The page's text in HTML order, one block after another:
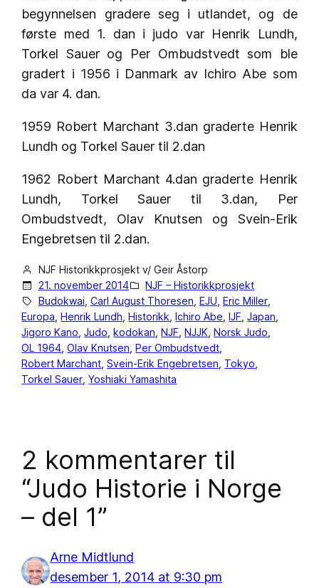
begynnelsen gradere seg i utlandet, og de
første med 1. dan i judo var Henrik Lundh,
Torkel Sauer og Per Ombudstvedt som ble
gradert i 1956 i Danmark av Ichiro Abe som
da var 4. dan.
1959 Robert Marchant 3.dan graderte Henrik
Lundh og Torkel Sauer til 2.dan
1962 Robert Marchant 4.dan graderte Henrik
Lundh, Torkel Sauer til 3.dan, Per
Ombudstvedt, Olav Knutsen og Svein-Erik
Engebretsen til 2.dan.
NJF Historikkprosjekt v/ Geir Åstorp
21. november 2014
NJF – Historikkprosjekt
Budokwai Carl August Thoresen EJU Eric Miller,
Europa , Henrik Lundh , Historikk , Ichiro Abe , IJF , Japan
Jigoro Kano , Judo , kodokan , NJF , NJJK , Norsk Judo
OL 1964 , Olav Knutsen , Per Ombudstvedt
Robert Marchant , Svein-Erik Engebretsen Tokyo
Torkel Sauer , Yoshiaki Yamashita
2 kommentarer til
“Judo Historie i Norge
– del 1”
Arne Midtlund
desember 1, 2014 at 9:30 pm